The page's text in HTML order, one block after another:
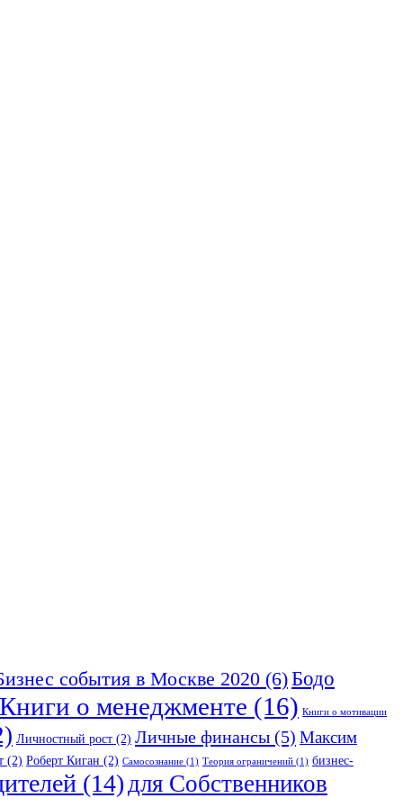
события в Москве 2020 (6)Бодо
Книги о менеджменте (16) Книги о мотивации
Личностный рост (2) Личные финансы (5) Максим
(2) Роберт Киган (2) Самосознание (1) Теория ограничений (1) бизнес-
(14)для Собственников